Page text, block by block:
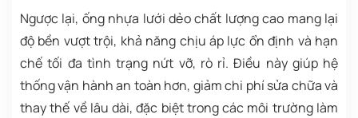
Ngược lại, ống nhựa lưới dẻo chất lượng cao mang lại
độ bền vượt trội, khả năng chịu áp lực ổn định và hạn
chế tối đa tình trạng nứt vỡ, rò rỉ. Điều này giúp hệ
thống vận hành an toàn hơn, giảm chi phí sửa chữa và
thay thế về lâu dài, đặc biệt trong các môi trường làm